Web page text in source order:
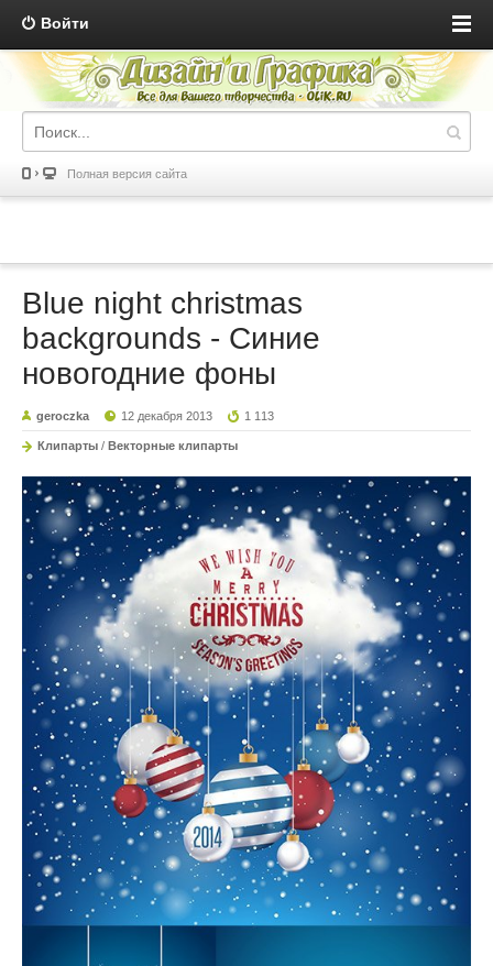
Войти
Полная версия сайта
Blue night christmas
backgrounds - Синие
новогодние фоны
geroczka 12 декабря 2013 1 113
Клипарты / Векторные клипарты